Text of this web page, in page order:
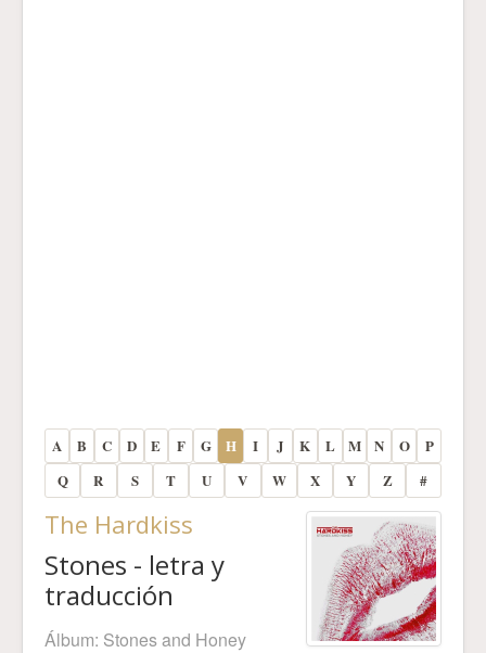
A B C D E F G H I J K L M N O
P
Q
R S T U V W X Y Z #
The Hardkiss
Stones - letra y
traducción
Álbum: Stones and Honey